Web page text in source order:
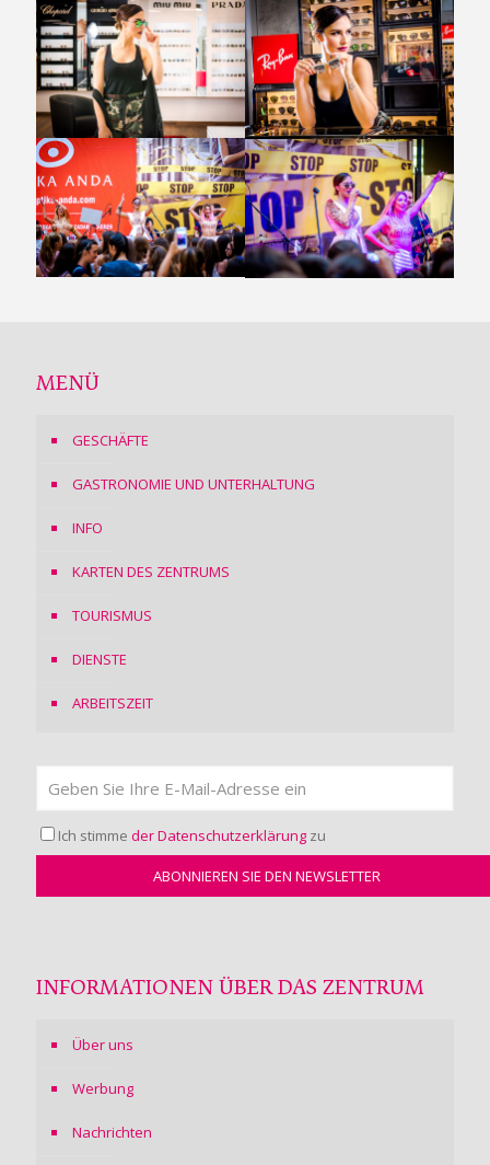
MENÜ
GESCHÄFTE
GASTRONOMIE UND UNTERHALTUNG
INFO
KARTEN DES ZENTRUMS
TOURISMUS
DIENSTE
ARBEITSZEIT
Ich stimme der Datenschutzerklärung zu
INFORMATIONEN ÜBER DAS ZENTRUM
Über uns
Werbung
Nachrichten